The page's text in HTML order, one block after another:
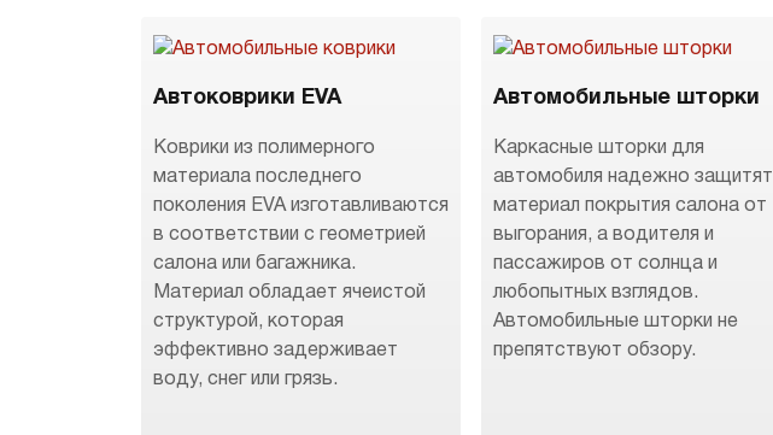
Автоковрики EVA
Коврики из полимерного
материала последнего
поколения EVA изготавливаются
в соответствии с геометрией
салона или багажника.
Материал обладает ячеистой
структурой, которая
эффективно задерживает
воду, снег или грязь.
Автомобильные шторки
Каркасные шторки для
автомобиля надежно защитят
материал покрытия салона от
выгорания, а водителя и
пассажиров от солнца и
любопытных взглядов.
Автомобильные шторки не
препятствуют обзору.